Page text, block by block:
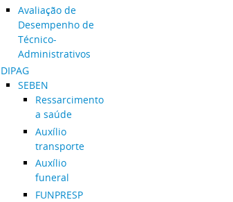
Avaliação de
Desempenho de
Técnico-
Administrativos
DIPAG
SEBEN
Ressarcimento
a saúde
Auxílio
transporte
Auxílio
funeral
FUNPRESP